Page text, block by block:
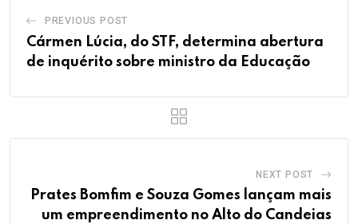
PREVIOUS POST
Cármen Lúcia, do STF, determina abertura
de inquérito sobre ministro da Educação
NEXT POST
Prates Bomfim e Souza Gomes lançam mais
um empreendimento no Alto do Candeias